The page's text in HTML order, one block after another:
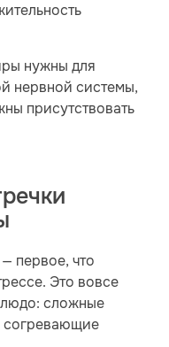
нужны для
нервной системы,
присутствовать
первое, что
Это вовсе
сложные
согревающие